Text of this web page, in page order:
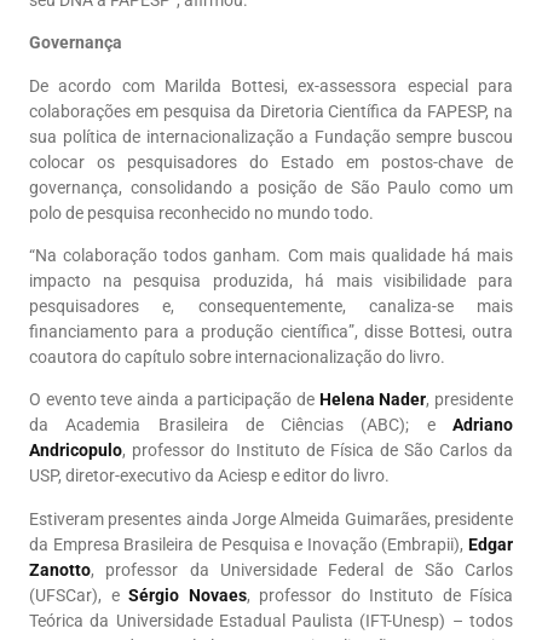
Governança
De acordo com Marilda Bottesi, ex-assessora especial para
colaborações em pesquisa da Diretoria Científica da FAPESP, na
sua política de internacionalização a Fundação sempre buscou
colocar os pesquisadores do Estado em postos-chave de
governança, consolidando a posição de São Paulo como um
polo de pesquisa reconhecido no mundo todo.
“Na colaboração todos ganham. Com mais qualidade há mais
impacto na pesquisa produzida, há mais visibilidade para
pesquisadores e, consequentemente, canaliza-se mais
financiamento para a produção científica”, disse Bottesi, outra
coautora do capítulo sobre internacionalização do livro.
O evento teve ainda a participação de Helena Nader, presidente
da Academia Brasileira de Ciências (ABC); e Adriano
Andricopulo, professor do Instituto de Física de São Carlos da
USP, diretor-executivo da Aciesp e editor do livro.
Estiveram presentes ainda Jorge Almeida Guimarães, presidente
da Empresa Brasileira de Pesquisa e Inovação (Embrapii), Edgar
Zanotto, professor da Universidade Federal de São Carlos
(UFSCar), e Sérgio Novaes, professor do Instituto de Física
Teórica da Universidade Estadual Paulista (IFT-Unesp) – todos